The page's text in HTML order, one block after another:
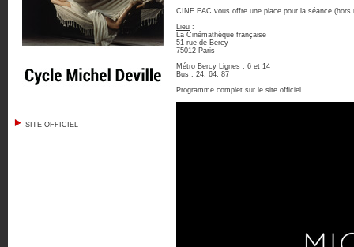
SITE OFFICIEL
CINE FAC vous offre une place pour la séance
Lieu :
La Cinémathèque française
51 rue de Bercy
75012 Paris
Métro Bercy Lignes : 6 et 14
Bus : 24, 64, 87
Programme complet sur le site officiel